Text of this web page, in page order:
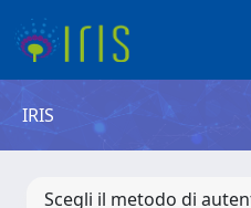
IRIS
Scegli il metodo di